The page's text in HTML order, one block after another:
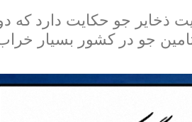
ذخایر جو حکایت دارد که
تامین جو در کشور بسیار